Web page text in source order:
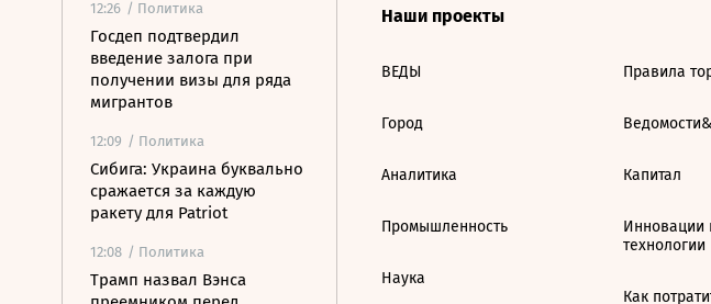
12:26 / Политика
Госдеп подтвердил
введение залога при
получении визы для ряда
мигрантов
12:09 / Политика
Сибига: Украина буквально
сражается за каждую
ракету для Patriot
12:08 / Политика
Трамп назвал Вэнса
Наши проекты
ВЕДЫ
Город
Аналитика
Промышленность
Наука
Правила
Ведомости&
Капитал
Инновации
технологии
Как